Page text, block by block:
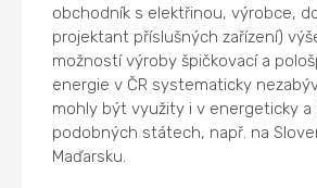
obchodník s elektřinou, výrobce,
projektant příslušných zařízení)
možností výroby špičkovací a
energie v ČR systematicky
mohly být využity i v energeticky a
podobných státech, např. na
Maďarsku.